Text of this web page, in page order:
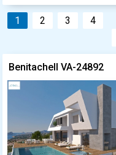
1 2 3 4
Benitachell VA-24892